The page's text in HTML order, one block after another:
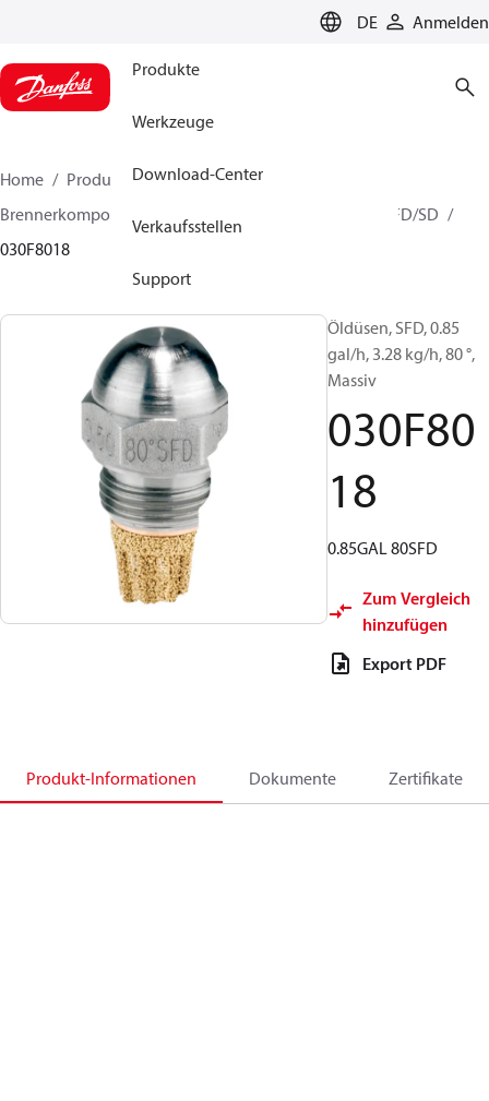
DE Anmelden
Produkte
Werkzeuge
Download-Center
Verkaufsstellen
Support
Home Produkte
Lösung für Wärmetechnik
Brennerkomponenten
Ölbrennerdüse
HFD/HD, SFD/SD
030F8018
Öldüsen, SFD, 0.85
gal/h, 3.28 kg/h, 80 °,
Massiv
030F80
18
0.85GAL 80SFD
Zum Vergleich
hinzufügen
Export PDF
Produkt-Informationen Dokumente Zertifikate